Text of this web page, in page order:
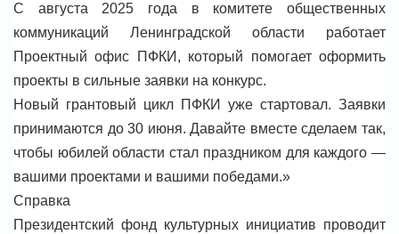
С августа 2025 года в комитете общественных
коммуникаций Ленинградской области работает
Проектный офис ПФКИ, который помогает оформить
проекты в сильные заявки на конкурс.
Новый грантовый цикл ПФКИ уже стартовал. Заявки
принимаются до 30 июня. Давайте вместе сделаем так,
чтобы юбилей области стал праздником для каждого —
вашими проектами и вашими победами.»
Справка
Президентский фонд культурных инициатив проводит